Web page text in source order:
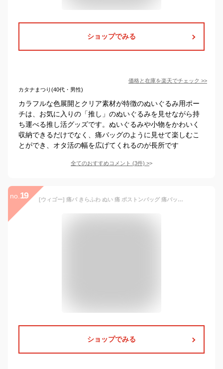
ショップでみる
価格と在庫を楽天でチェック >>
カタナまつり(40代・男性)
カラフルな色展開とクリア素材が特徴のぬいぐるみ用ポー
チは、お気に入りの「推し」のぬいぐるみを見せながら持
ち運べる推し活グッズです。ぬいぐるみや小物をかわいく
収納できるだけでなく、痛バッグのように見せて楽しむこ
とができ、オタ活の幅を広げてくれるのが長所です
全てのおすすめコメント (3件) >
no. 19 [ウィゴー] 痛バ きらふわ ぬい 痛 ボストンバッグ 痛バッグ 推し活 かわいい ライブ カバン レディース F サックス
ショップでみる